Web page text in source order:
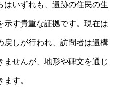
はいずれも、遺跡の住民の生
示す貴重な証拠です。現在は
戻しが行われ、訪問者は遺構
ませんが、地形や碑文を通じ
す。